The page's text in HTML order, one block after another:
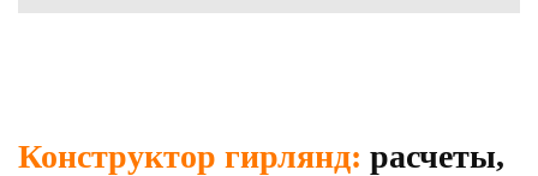
Конструктор гирлянд: расчеты,